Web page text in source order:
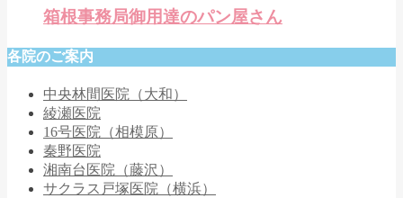
箱根事務局御用達のパン屋さん
各院のご案内
中央林間医院（大和）
綾瀬医院
16号医院（相模原）
秦野医院
湘南台医院（藤沢）
サクラス戸塚医院（横浜）